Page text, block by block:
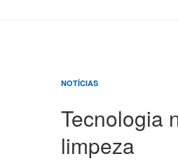
NOTÍCIAS
Tecnologia
limpeza